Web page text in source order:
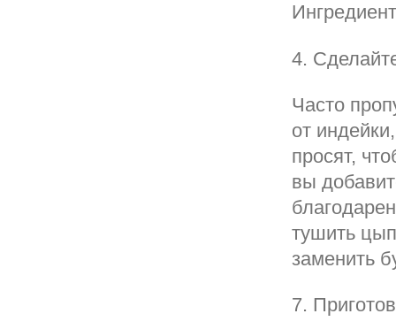
4.
Часто
от
просят,
вы
тушить
заменить
7.